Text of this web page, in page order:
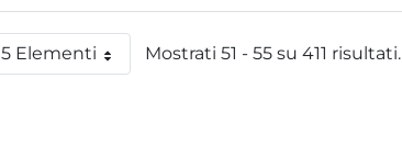
5 ElementiPer paginaMostrati 51 - 55 su 411 risultati.